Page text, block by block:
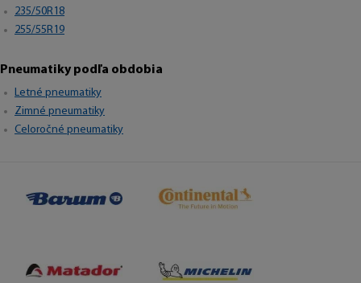
235/50R18
255/55R19
Pneumatiky podľa obdobia
Letné pneumatiky
Zimné pneumatiky
Celoročné pneumatiky